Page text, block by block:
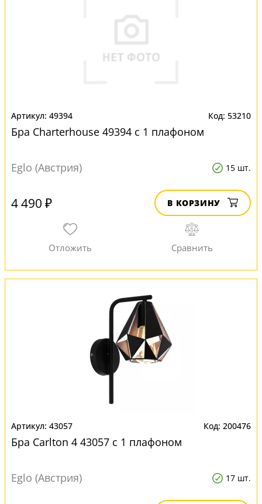
49394 53210
Бра Charterhouse 49394 с 1 плафоном
Eglo (Австрия) 15 шт.
4 490 ₽ В КОРЗИНУ
43057 200476
Бра Carlton 4 43057 с 1 плафоном
Eglo (Австрия) 17 шт.